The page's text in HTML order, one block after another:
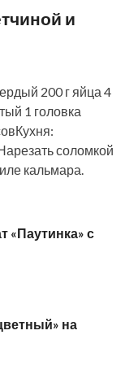
и
200 г яйца 4
1 головка
соломкой
кальмара.
«Паутинка» с
на